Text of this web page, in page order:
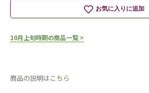
お気に入りに追加
10月上旬時期の商品一覧 >
商品の説明はこちら